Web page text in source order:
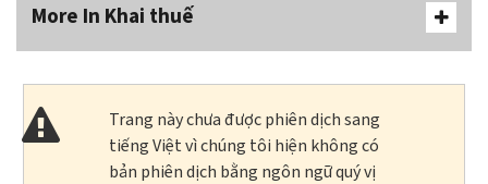
More In Khai thuế
Trang này chưa được phiên dịch sang
tiếng Việt vì chúng tôi hiện không có
bản phiên dịch bằng ngôn ngữ quý vị